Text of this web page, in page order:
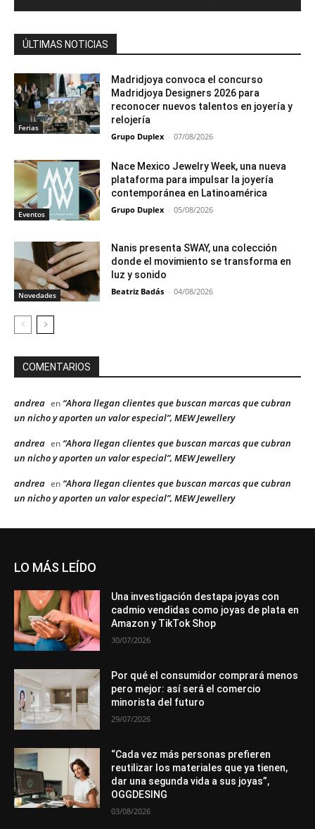
ÚLTIMAS NOTICIAS
Ferias
Madridjoya convoca el concurso
Madridjoya Designers 2026 para
reconocer nuevos talentos en joyería y
relojería
Grupo Duplex - 07/08/2026
Eventos
Nace Mexico Jewelry Week, una nueva
plataforma para impulsar la joyería
contemporánea en Latinoamérica
Grupo Duplex - 05/08/2026
Novedades
Nanis presenta SWAY, una colección
donde el movimiento se transforma en
luz y sonido
Beatriz Badás - 04/08/2026
COMENTARIOS
andrea en “Ahora llegan clientes que buscan marcas que cubran
un nicho y aporten un valor especial”, MEW Jewellery
andrea en “Ahora llegan clientes que buscan marcas que cubran
un nicho y aporten un valor especial”, MEW Jewellery
andrea en “Ahora llegan clientes que buscan marcas que cubran
un nicho y aporten un valor especial”, MEW Jewellery
LO MÁS LEÍDO
Una investigación destapa joyas con
cadmio vendidas como joyas de plata en
Amazon y TikTok Shop
30/07/2026
Por qué el consumidor comprará menos
pero mejor: así será el comercio
minorista del futuro
29/07/2026
“Cada vez más personas prefieren
reutilizar los materiales que ya tienen,
dar una segunda vida a sus joyas”,
OGGDESING
03/08/2026